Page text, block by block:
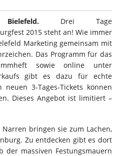
Bielefeld. Drei Tage
2015 steht an! Wie immer
Marketing gemeinsam mit
Das Programm für das
sowie online unter
gibt es dazu für echte
3-Tages-Tickets können
Dieses Angebot ist limitiert –
bringen sie zum Lachen,
Zu entdecken gibt es dort
massiven Festungsmauern